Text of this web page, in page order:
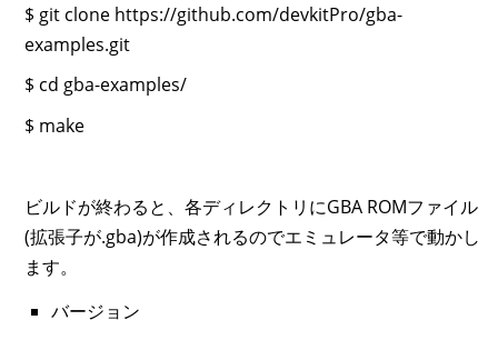
$ git clone https://github.com/devkitPro/gba-
examples.git
$ cd gba-examples/
$ make
ビルドが終わると、各ディレクトリにGBA ROMファイル
(拡張子が.gba)が作成されるのでエミュレータ等で動かし
ます。
バージョン